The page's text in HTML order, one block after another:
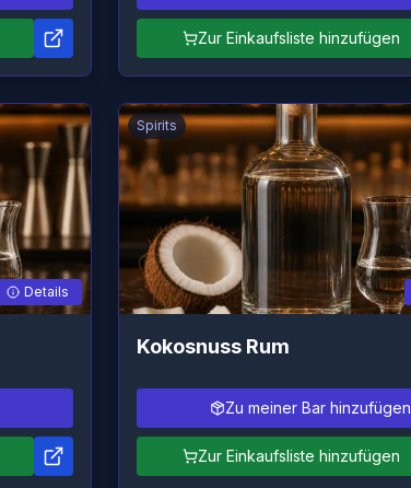
Zur Einkaufsliste hinzufügen
Details
Spirits
Kokosnuss Rum
Zu meiner Bar hinzufügen
Zur Einkaufsliste hinzufügen